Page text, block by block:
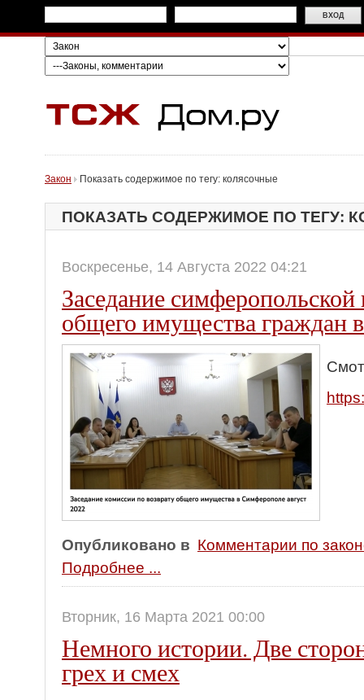
Закон Показать содержимое по тегу: колясочные
ПОКАЗАТЬ СОДЕРЖИМОЕ ПО ТЕГУ:
Воскресенье, 14 Августа 2022 04:21
Заседание
общего имущества
Опубликовано в Комментарии по
Подробнее ...
Вторник, 16 Марта 2021 00:00
Немного истории. Две
грех и смех